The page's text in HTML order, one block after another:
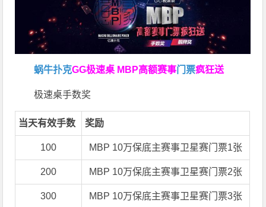
蜗牛扑克GG极速桌 MBP高额赛事 门票疯狂送
极速桌手数奖
当天有效手数 奖励
100 MBP 10万保底主赛事卫星赛门票1张
200 MBP 10万保底主赛事卫星赛门票2张
300 MBP 10万保底主赛事卫星赛门票3张